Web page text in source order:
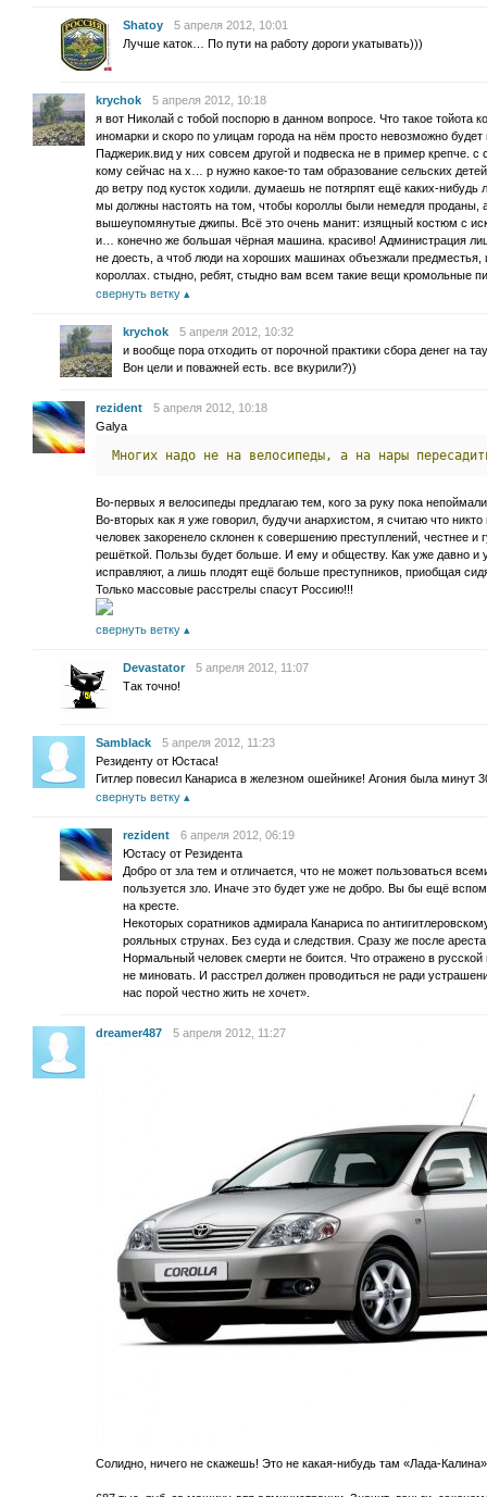
Shatoy
5 апреля 2012, 10:01
Лучше каток… По пути на работу дороги укатывать)))
krychok
5 апреля 2012, 10:18
я вот Николай с тобой поспорю в данном вопросе. Что такое тойота
иномарки и скоро по улицам города на нём просто невозможно будет
Паджерик.вид у них совсем другой и подвеска не в пример крепче.
кому сейчас на х… р нужно какое-то там образование сельских
до ветру под кусток ходили. думаешь не потярпят ещё каких-нибудь
мы должны настоять на том, чтобы короллы были немедля проданы,
вышеупомянутые джипы. Всё это очень манит: изящный костюм с
и… конечно же большая чёрная машина. красиво! Администрация
не доесть, а чтоб люди на хороших машинах объезжали предместья,
короллах. стыдно, ребят, стыдно вам всем такие вещи кромольные
свернуть ветку
krychok
5 апреля 2012, 10:32
и вообще пора отходить от порочной практики сбора денег на
Вон цели и поважней есть. все вкурили?))
rezident
5 апреля 2012, 10:18
Galya
Многих надо не на велосипеды, а на нары
Во-первых я велосипеды предлагаю тем, кого за руку пока
Во-вторых как я уже говорил, будучи анархистом, я считаю что
человек закоренело склонен к совершению преступлений, честнее и
решёткой. Пользы будет больше. И ему и обществу. Как уже давно и
исправляют, а лишь плодят ещё больше преступников, приобщая
Только массовые расстрелы спасут Россию!!!
свернуть ветку
Devastator
5 апреля 2012, 11:07
Так точно!
Samblack
5 апреля 2012, 11:23
Резиденту от Юстаса!
Гитлер повесил Канариса в железном ошейнике! Агония была
свернуть ветку
rezident
6 апреля 2012, 06:19
Юстасу от Резидента
Добро от зла тем и отличается, что не может пользоваться
пользуется зло. Иначе это будет уже не добро. Вы бы ещё
на кресте.
Некоторых соратников адмирала Канариса по
рояльных струнах. Без суда и следствия. Сразу же после
Нормальный человек смерти не боится. Что отражено в
не миновать. И расстрел должен проводиться не ради
нас порой честно жить не хочет».
dreamer487 5 апреля 2012, 11:27
Солидно, ничего не скажешь! Это не какая-нибудь там «Лада-